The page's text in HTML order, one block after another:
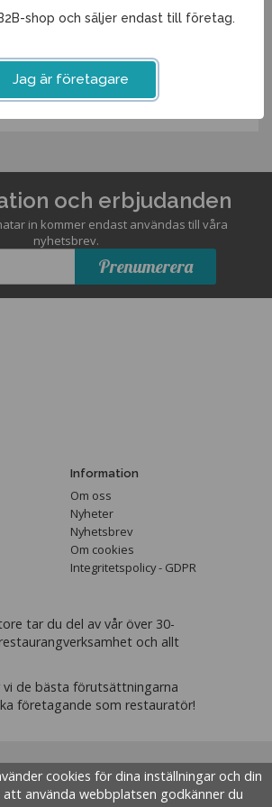
och erbjudanden
in kommer endast användas till våra
nyhetsbrev.
Prenumerera
Information
Om oss
Nyheter
Nyhetsbrev
Om cookies
Integritetspolicy - GDPR
tar du del av vår över 30-
och allt
vi de bästa förutsättningarna
företagande som restauratör!
cookies för dina inställningar och din
att använda webbplatsen godkänner du
shop och säljer endast till företag.
Jag är företagare